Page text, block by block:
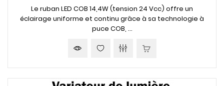
Le ruban LED COB 14,4W (tension 24 Vcc) offre un
éclairage uniforme et continu grâce à sa technologie à
puce COB, ...